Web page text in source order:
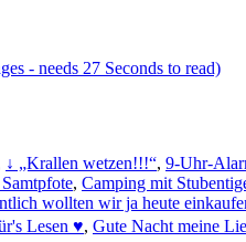
- needs 27 Seconds to read)
↓ „Krallen wetzen!!!“, 9-Uhr-
, Camping mit
wollten wir ja heute
Lesen ♥, Gute Nacht meine